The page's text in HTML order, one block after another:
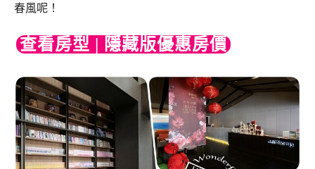
春風呢！
查看房型 | 隱藏版優惠房價